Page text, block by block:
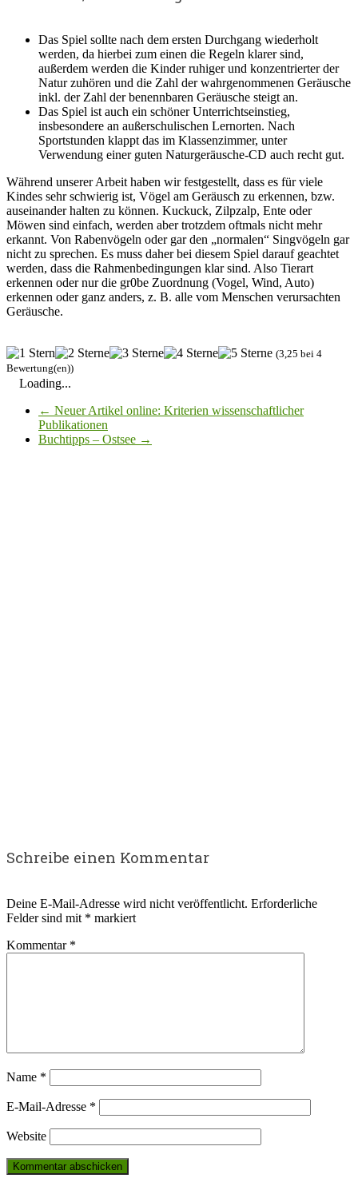
Das Spiel sollte nach dem ersten Durchgang wiederholt
werden, da hierbei zum einen die Regeln klarer sind,
außerdem werden die Kinder ruhiger und konzentrierter der
Natur zuhören und die Zahl der wahrgenommenen Geräusche
inkl. der Zahl der benennbaren Geräusche steigt an.
Das Spiel ist auch ein schöner Unterrichtseinstieg,
insbesondere an außerschulischen Lernorten. Nach
Sportstunden klappt das im Klassenzimmer, unter
Verwendung einer guten Naturgeräusche-CD auch recht gut.
Während unserer Arbeit haben wir festgestellt, dass es für viele
Kindes sehr schwierig ist, Vögel am Geräusch zu erkennen, bzw.
auseinander halten zu können. Kuckuck, Zilpzalp, Ente oder
Möwen sind einfach, werden aber trotzdem oftmals nicht mehr
erkannt. Von Rabenvögeln oder gar den „normalen“ Singvögeln gar
nicht zu sprechen. Es muss daher bei diesem Spiel darauf geachtet
werden, dass die Rahmenbedingungen klar sind. Also Tierart
erkennen oder nur die gr0be Zuordnung (Vogel, Wind, Auto)
erkennen oder ganz anders, z. B. alle vom Menschen verursachten
Geräusche.
(3,25 bei 4
Bewertung(en))
Loading...
← Neuer Artikel online: Kriterien wissenschaftlicher
Publikationen
Buchtipps – Ostsee →
Schreibe einen Kommentar
Deine E-Mail-Adresse wird nicht veröffentlicht. Erforderliche
Felder sind mit * markiert
Kommentar *
Name *
E-Mail-Adresse *
Website